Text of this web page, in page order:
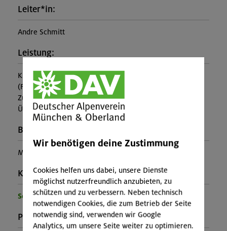
Leiter*in:
Andre Schmitt
Leistung:
Kursleitung
(Falls nicht in den Leistungen inbegriffen, fallen
Zusatzkosten für z.B. An- und Abreise, Verpflegung,
Übernachtung oder Skipass an.)
Buchungscode:
MUC-26-0524
Kontakt Veranstalter:
Sektion München
Preise:
Wir benötigen deine Zustimmung
Cookies helfen uns dabei, unsere Dienste
möglichst nutzerfreundlich anzubieten, zu
schützen und zu verbessern. Neben technisch
notwendigen Cookies, die zum Betrieb der Seite
notwendig sind, verwenden wir Google
Analytics, um unsere Seite weiter zu optimieren.